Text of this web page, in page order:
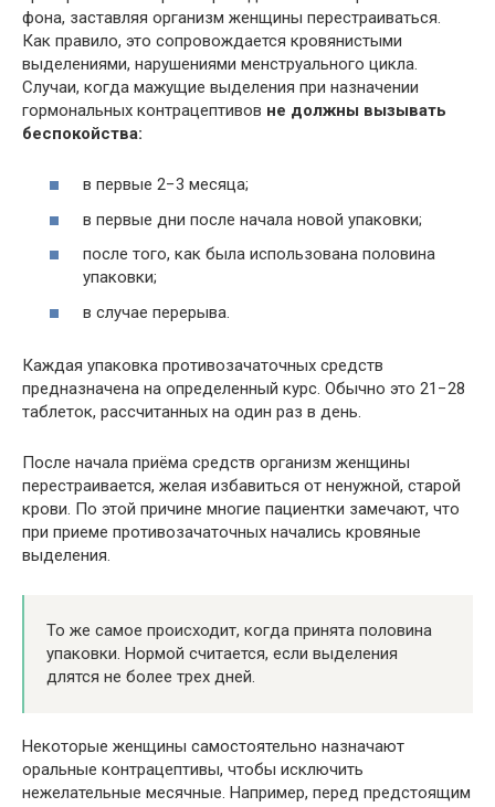
фона, заставляя организм женщины перестраиваться.
Как правило, это сопровождается кровянистыми
выделениями, нарушениями менструального цикла.
Случаи, когда мажущие выделения при назначении
гормональных контрацептивов не должны вызывать
беспокойства:
в первые 2−3 месяца;
в первые дни после начала новой упаковки;
после того, как была использована половина
упаковки;
в случае перерыва.
Каждая упаковка противозачаточных средств
предназначена на определенный курс. Обычно это 21−28
таблеток, рассчитанных на один раз в день.
После начала приёма средств организм женщины
перестраивается, желая избавиться от ненужной, старой
крови. По этой причине многие пациентки замечают, что
при приеме противозачаточных начались кровяные
выделения.
То же самое происходит, когда принята половина
упаковки. Нормой считается, если выделения
длятся не более трех дней.
Некоторые женщины самостоятельно назначают
оральные контрацептивы, чтобы исключить
нежелательные месячные. Например, перед предстоящим